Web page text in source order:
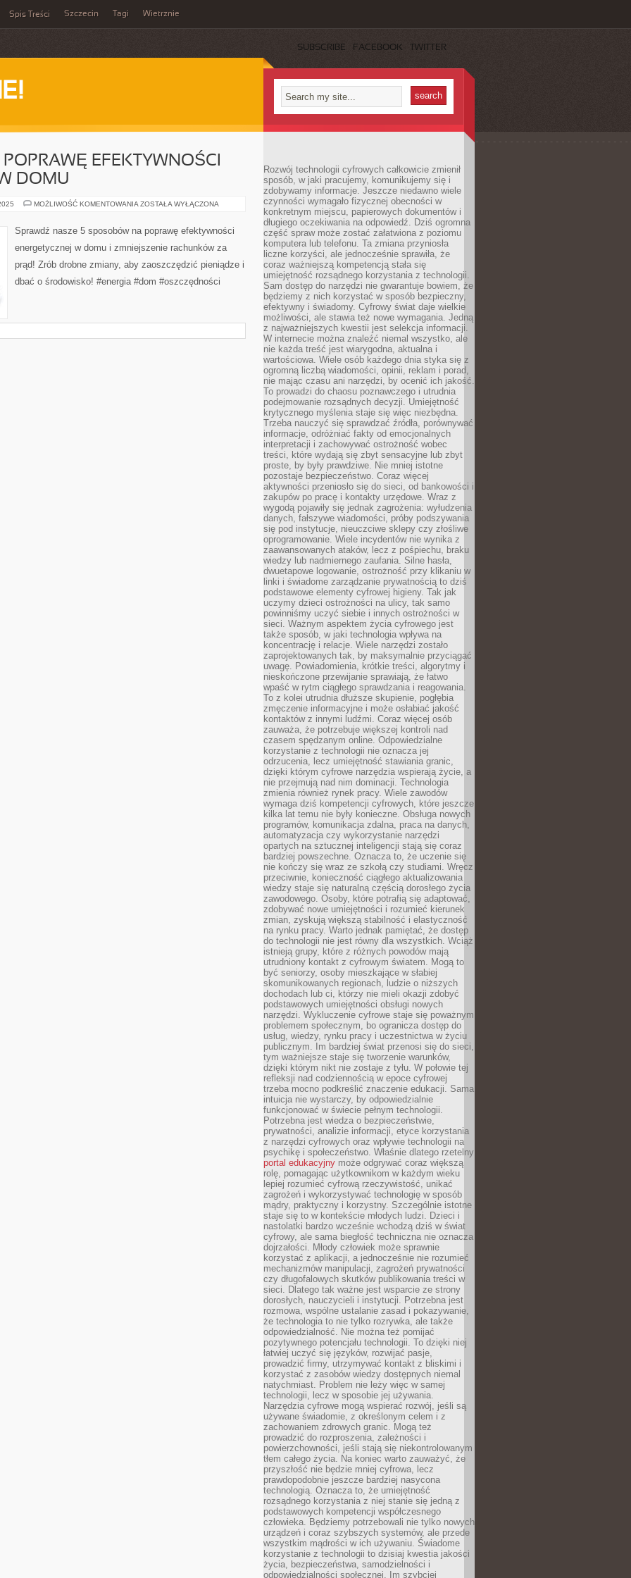
Spis Treści Szczecin Tagi Wietrznie
SUBSCRIBE FACEBOOK TWITTER
EFEKTYWNOŚCI
DOMU
MOŻLIWOŚĆ KOMENTOWANIA 5
EFEKTYWNOŚCI
W
ZOSTAŁA WYŁĄCZONA
Sprawdź nasze 5 sposobów na poprawę efektywności
energetycznej w domu i zmniejszenie rachunków za
prąd! Zrób drobne zmiany, aby zaoszczędzić pieniądze i
dbać o środowisko! #energia #dom #oszczędności
Rozwój technologii cyfrowych całkowicie zmienił
sposób, w jaki pracujemy, komunikujemy się i
zdobywamy informacje. Jeszcze niedawno wiele
czynności wymagało fizycznej obecności w
konkretnym miejscu, papierowych dokumentów i
długiego oczekiwania na odpowiedź. Dziś ogromna
część spraw może zostać załatwiona z poziomu
komputera lub telefonu. Ta zmiana przyniosła
liczne korzyści, ale jednocześnie sprawiła, że
coraz ważniejszą kompetencją stała się
umiejętność rozsądnego korzystania z technologii.
Sam dostęp do narzędzi nie gwarantuje bowiem, że
będziemy z nich korzystać w sposób bezpieczny,
efektywny i świadomy. Cyfrowy świat daje wielkie
możliwości, ale stawia też nowe wymagania. Jedną
z najważniejszych kwestii jest selekcja informacji.
W internecie można znaleźć niemal wszystko, ale
nie każda treść jest wiarygodna, aktualna i
wartościowa. Wiele osób każdego dnia styka się z
ogromną liczbą wiadomości, opinii, reklam i porad,
nie mając czasu ani narzędzi, by ocenić ich jakość.
To prowadzi do chaosu poznawczego i utrudnia
podejmowanie rozsądnych decyzji. Umiejętność
krytycznego myślenia staje się więc niezbędna.
Trzeba nauczyć się sprawdzać źródła, porównywać
informacje, odróżniać fakty od emocjonalnych
interpretacji i zachowywać ostrożność wobec
treści, które wydają się zbyt sensacyjne lub zbyt
proste, by były prawdziwe. Nie mniej istotne
pozostaje bezpieczeństwo. Coraz więcej
aktywności przeniosło się do sieci, od bankowości i
zakupów po pracę i kontakty urzędowe. Wraz z
wygodą pojawiły się jednak zagrożenia: wyłudzenia
danych, fałszywe wiadomości, próby podszywania
się pod instytucje, nieuczciwe sklepy czy złośliwe
oprogramowanie. Wiele incydentów nie wynika z
zaawansowanych ataków, lecz z pośpiechu, braku
wiedzy lub nadmiernego zaufania. Silne hasła,
dwuetapowe logowanie, ostrożność przy klikaniu w
linki i świadome zarządzanie prywatnością to dziś
podstawowe elementy cyfrowej higieny. Tak jak
uczymy dzieci ostrożności na ulicy, tak samo
powinniśmy uczyć siebie i innych ostrożności w
sieci. Ważnym aspektem życia cyfrowego jest
także sposób, w jaki technologia wpływa na
koncentrację i relacje. Wiele narzędzi zostało
zaprojektowanych tak, by maksymalnie przyciągać
uwagę. Powiadomienia, krótkie treści, algorytmy i
nieskończone przewijanie sprawiają, że łatwo
wpaść w rytm ciągłego sprawdzania i reagowania.
To z kolei utrudnia dłuższe skupienie, pogłębia
zmęczenie informacyjne i może osłabiać jakość
kontaktów z innymi ludźmi. Coraz więcej osób
zauważa, że potrzebuje większej kontroli nad
czasem spędzanym online. Odpowiedzialne
korzystanie z technologii nie oznacza jej
odrzucenia, lecz umiejętność stawiania granic,
dzięki którym cyfrowe narzędzia wspierają życie, a
nie przejmują nad nim dominacji. Technologia
zmienia również rynek pracy. Wiele zawodów
wymaga dziś kompetencji cyfrowych, które jeszcze
kilka lat temu nie były konieczne. Obsługa nowych
programów, komunikacja zdalna, praca na danych,
automatyzacja czy wykorzystanie narzędzi
opartych na sztucznej inteligencji stają się coraz
bardziej powszechne. Oznacza to, że uczenie się
nie kończy się wraz ze szkołą czy studiami. Wręcz
przeciwnie, konieczność ciągłego aktualizowania
wiedzy staje się naturalną częścią dorosłego życia
zawodowego. Osoby, które potrafią się adaptować,
zdobywać nowe umiejętności i rozumieć kierunek
zmian, zyskują większą stabilność i elastyczność
na rynku pracy. Warto jednak pamiętać, że dostęp
do technologii nie jest równy dla wszystkich. Wciąż
istnieją grupy, które z różnych powodów mają
utrudniony kontakt z cyfrowym światem. Mogą to
być seniorzy, osoby mieszkające w słabiej
skomunikowanych regionach, ludzie o niższych
dochodach lub ci, którzy nie mieli okazji zdobyć
podstawowych umiejętności obsługi nowych
narzędzi. Wykluczenie cyfrowe staje się poważnym
problemem społecznym, bo ogranicza dostęp do
usług, wiedzy, rynku pracy i uczestnictwa w życiu
publicznym. Im bardziej świat przenosi się do sieci,
tym ważniejsze staje się tworzenie warunków,
dzięki którym nikt nie zostaje z tyłu. W połowie tej
refleksji nad codziennością w epoce cyfrowej
trzeba mocno podkreślić znaczenie edukacji. Sama
intuicja nie wystarczy, by odpowiedzialnie
funkcjonować w świecie pełnym technologii.
Potrzebna jest wiedza o bezpieczeństwie,
prywatności, analizie informacji, etyce korzystania
z narzędzi cyfrowych oraz wpływie technologii na
psychikę i społeczeństwo. Właśnie dlatego rzetelny
portal edukacyjny może odgrywać coraz większą
rolę, pomagając użytkownikom w każdym wieku
lepiej rozumieć cyfrową rzeczywistość, unikać
zagrożeń i wykorzystywać technologię w sposób
mądry, praktyczny i korzystny. Szczególnie istotne
staje się to w kontekście młodych ludzi. Dzieci i
nastolatki bardzo wcześnie wchodzą dziś w świat
cyfrowy, ale sama biegłość techniczna nie oznacza
dojrzałości. Młody człowiek może sprawnie
korzystać z aplikacji, a jednocześnie nie rozumieć
mechanizmów manipulacji, zagrożeń prywatności
czy długofalowych skutków publikowania treści w
sieci. Dlatego tak ważne jest wsparcie ze strony
dorosłych, nauczycieli i instytucji. Potrzebna jest
rozmowa, wspólne ustalanie zasad i pokazywanie,
że technologia to nie tylko rozrywka, ale także
odpowiedzialność. Nie można też pomijać
pozytywnego potencjału technologii. To dzięki niej
łatwiej uczyć się języków, rozwijać pasje,
prowadzić firmy, utrzymywać kontakt z bliskimi i
korzystać z zasobów wiedzy dostępnych niemal
natychmiast. Problem nie leży więc w samej
technologii, lecz w sposobie jej używania.
Narzędzia cyfrowe mogą wspierać rozwój, jeśli są
używane świadomie, z określonym celem i z
zachowaniem zdrowych granic. Mogą też
prowadzić do rozproszenia, zależności i
powierzchowności, jeśli stają się niekontrolowanym
tłem całego życia. Na koniec warto zauważyć, że
przyszłość nie będzie mniej cyfrowa, lecz
prawdopodobnie jeszcze bardziej nasycona
technologią. Oznacza to, że umiejętność
rozsądnego korzystania z niej stanie się jedną z
podstawowych kompetencji współczesnego
człowieka. Będziemy potrzebowali nie tylko nowych
urządzeń i coraz szybszych systemów, ale przede
wszystkim mądrości w ich używaniu. Świadome
korzystanie z technologii to dzisiaj kwestia jakości
życia, bezpieczeństwa, samodzielności i
odpowiedzialności społecznej. Im szybciej